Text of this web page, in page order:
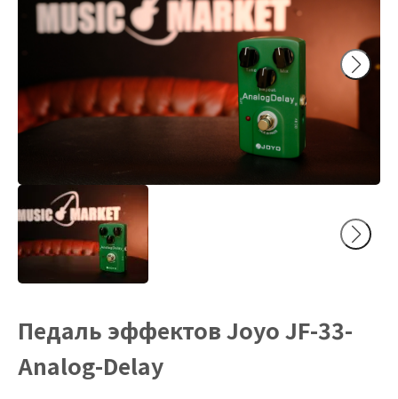
Педаль эффектов Joyo JF-33-
Analog-Delay